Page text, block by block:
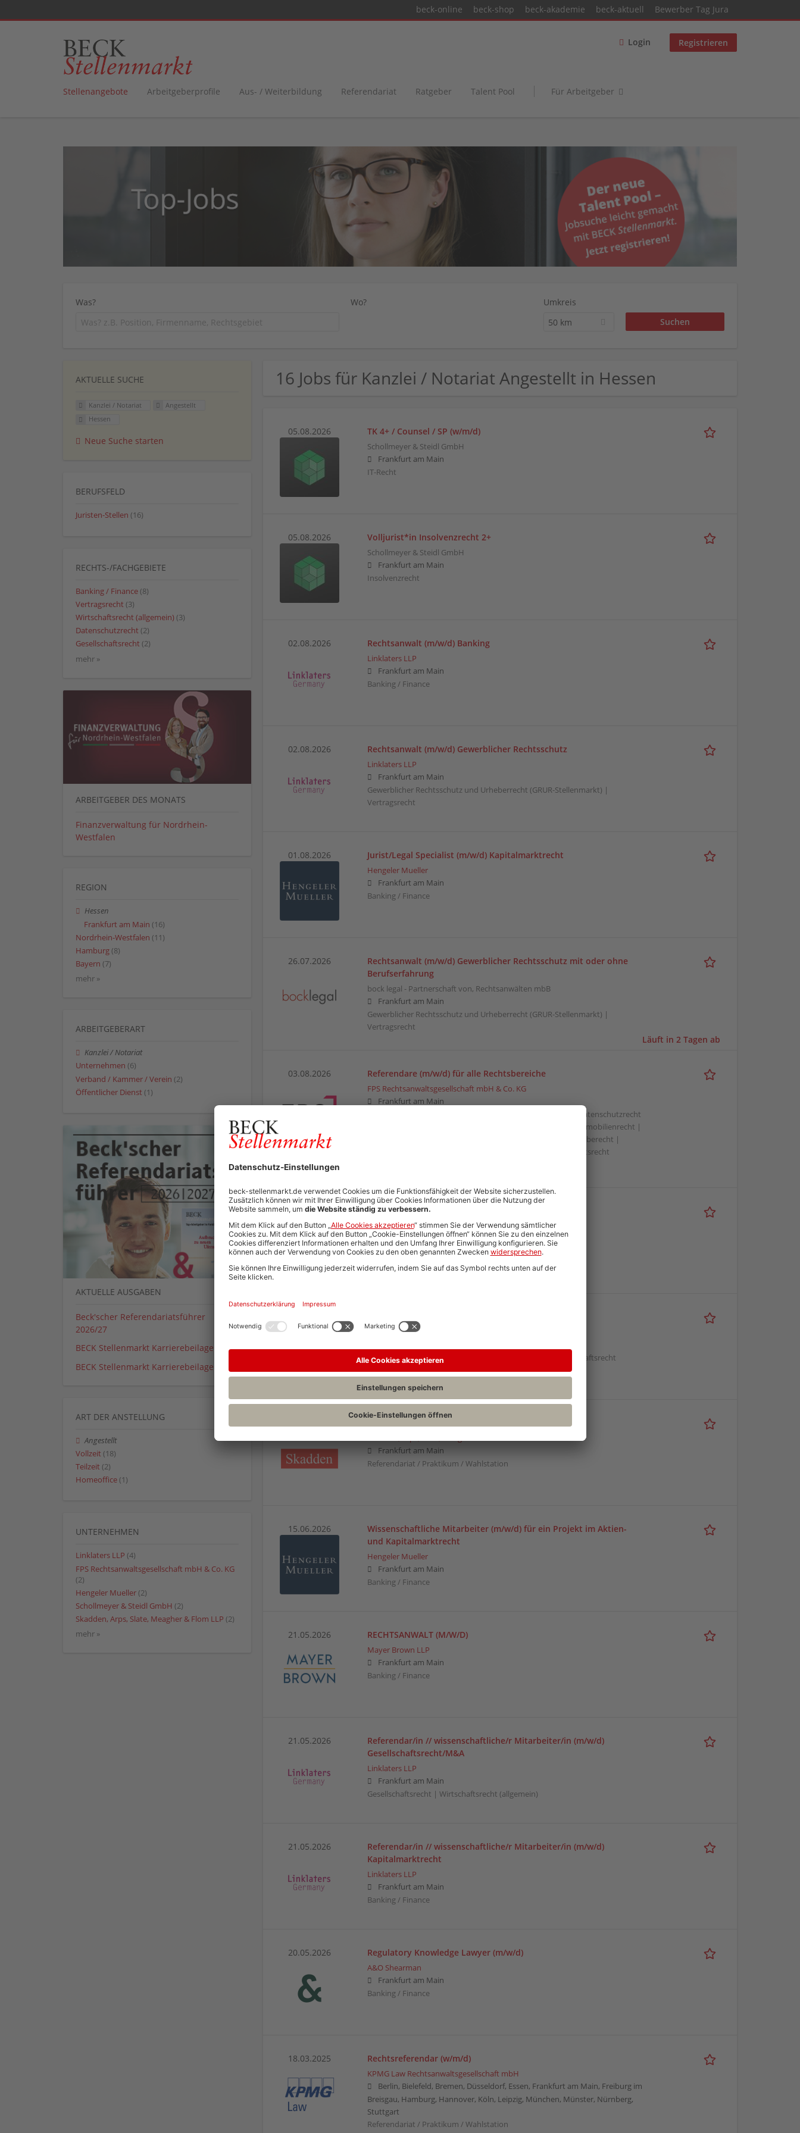
beck-online beck-shop beck-akademie beck-aktuell Bewerber Tag Jura
Login Registrieren
Stellenangebote Arbeitgeberprofile Aus- / Weiterbildung Referendariat Ratgeber Talent Pool Für Arbeitgeber
Was? Wo?
Umkreis
50 km
16 Jobs für Kanzlei / Notariat Angestellt in Hessen
05.08.2026 TK 4+ / Counsel / SP (w/m/d)
Schollmeyer & Steidl GmbH
Frankfurt am Main
IT-Recht
05.08.2026 Volljurist*in Insolvenzrecht 2+
Schollmeyer & Steidl GmbH
Frankfurt am Main
Insolvenzrecht
02.08.2026 Rechtsanwalt (m/w/d) Banking
Linklaters LLP
Frankfurt am Main
Banking / Finance
02.08.2026 Rechtsanwalt (m/w/d) Gewerblicher Rechtsschutz
Linklaters LLP
Frankfurt am Main
Gewerblicher Rechtsschutz und Urheberrecht (GRUR-Stellenmarkt) |
Vertragsrecht
01.08.2026 Jurist/Legal Specialist (m/w/d) Kapitalmarktrecht
Hengeler Mueller
Frankfurt am Main
Banking / Finance
26.07.2026
Rechtsanwalt (m/w/d) Gewerblicher Rechtsschutz mit oder ohne
Berufserfahrung
bock legal - Partnerschaft von, Rechtsanwälten mbB
Frankfurt am Main
Gewerblicher Rechtsschutz und Urheberrecht (GRUR-Stellenmarkt) |
Vertragsrecht
Läuft in 2 Tagen ab
03.08.2026 Referendare (m/w/d) für alle Rechtsbereiche
FPS Rechtsanwaltsgesellschaft mbH & Co. KG
Frankfurt am Main
Arbeitsrecht | Banking / Finance | Baurecht | Compliance | Datenschutzrecht
| Erbrecht | Familienrecht | Gesellschaftsrecht | IT-Recht | Immobilienrecht |
Insolvenzrecht | Sozialrecht | Steuerrecht | Strafrecht | Vergaberecht |
Verkehrsrecht | Vertragsrecht | Verwaltungsrecht | Wirtschaftsrecht
03.08.2026 Praktikantenprogramm FPS in Practice
FPS Rechtsanwaltsgesellschaft mbH & Co. KG
Frankfurt am Main
Sonstiges
Skadden, Arps, Slate, Meagher & Flom LLP
Banking / Finance | Datenschutzrecht | Steuerrecht | Wirtschaftsrecht
(allgemein)
Referendariat
Frankfurt am Main
Referendariat / Praktikum / Wahlstation
15.06.2026
Wissenschaftliche Mitarbeiter (m/w/d) für ein Projekt im Aktien-
und Kapitalmarktrecht
Hengeler Mueller
Frankfurt am Main
Banking / Finance
21.05.2026 RECHTSANWALT (M/W/D)
Mayer Brown LLP
Frankfurt am Main
Banking / Finance
21.05.2026
Referendar/in // wissenschaftliche/r Mitarbeiter/in (m/w/d)
Gesellschaftsrecht/M&A
Linklaters LLP
Frankfurt am Main
Gesellschaftsrecht | Wirtschaftsrecht (allgemein)
21.05.2026
Referendar/in // wissenschaftliche/r Mitarbeiter/in (m/w/d)
Kapitalmarktrecht
Linklaters LLP
Frankfurt am Main
Banking / Finance
20.05.2026 Regulatory Knowledge Lawyer (m/w/d)
A&O Shearman
Frankfurt am Main
Banking / Finance
18.03.2025 Rechtsreferendar (w/m/d)
KPMG Law Rechtsanwaltsgesellschaft mbH
Berlin, Bielefeld, Bremen, Düsseldorf, Essen, Frankfurt am Main, Freiburg im
Breisgau, Hamburg, Hannover, Köln, Leipzig, München, Münster, Nürnberg,
Stuttgart
Referendariat / Praktikum / Wahlstation
AKTUELLE SUCHE
Kanzlei / Notariat
Angestellt
Hessen
Neue Suche starten
BERUFSFELD
Juristen-Stellen (16)
RECHTS-/FACHGEBIETE
Banking / Finance (8)
Vertragsrecht (3)
Wirtschaftsrecht (allgemein) (3)
Datenschutzrecht (2)
Gesellschaftsrecht (2)
mehr »
ARBEITGEBER DES MONATS
Finanzverwaltung für Nordrhein-
Westfalen
REGION
Hessen
Frankfurt am Main (16)
Nordrhein-Westfalen (11)
Hamburg (8)
Bayern (7)
mehr »
ARBEITGEBERART
Kanzlei / Notariat
Unternehmen (6)
Verband / Kammer / Verein (2)
Öffentlicher Dienst (1)
AKTUELLE AUSGABEN
Beck'scher Referendariatsführer
2026/27
BECK Stellenmarkt Karrierebeilage 01_26
BECK Stellenmarkt Karrierebeilage 02_26
ART DER ANSTELLUNG
Angestellt
Vollzeit (18)
Teilzeit (2)
Homeoffice (1)
UNTERNEHMEN
Linklaters LLP (4)
FPS Rechtsanwaltsgesellschaft mbH & Co. KG
(2)
Hengeler Mueller (2)
Schollmeyer & Steidl GmbH (2)
Skadden, Arps, Slate, Meagher & Flom LLP (2)
mehr »